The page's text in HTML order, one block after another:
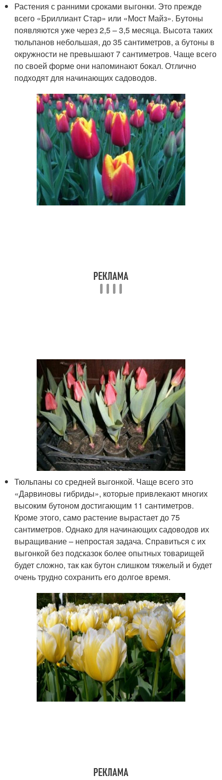
Растения с ранними сроками выгонки. Это прежде
всего «Бриллиант Стар» или «Мост Майз». Бутоны
появляются уже через 2,5 – 3,5 месяца. Высота таких
тюльпанов небольшая, до 35 сантиметров, а бутоны в
окружности не превышают 7 сантиметров. Чаще всего
по своей форме они напоминают бокал. Отлично
подходят для начинающих садоводов.
Тюльпаны со средней выгонкой. Чаще всего это
«Дарвиновы гибриды», которые привлекают многих
высоким бутоном достигающим 11 сантиметров.
Кроме этого, само растение вырастает до 75
сантиметров. Однако для начинающих садоводов их
выращивание – непростая задача. Справиться с их
выгонкой без подсказок более опытных товарищей
будет сложно, так как бутон слишком тяжелый и будет
очень трудно сохранить его долгое время.